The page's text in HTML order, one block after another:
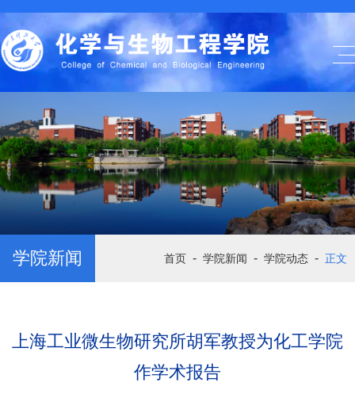
学院新闻 首页 - 学院新闻 - 学院动态 - 正文
上海工业微生物研究所胡军教授为化工学院
作学术报告